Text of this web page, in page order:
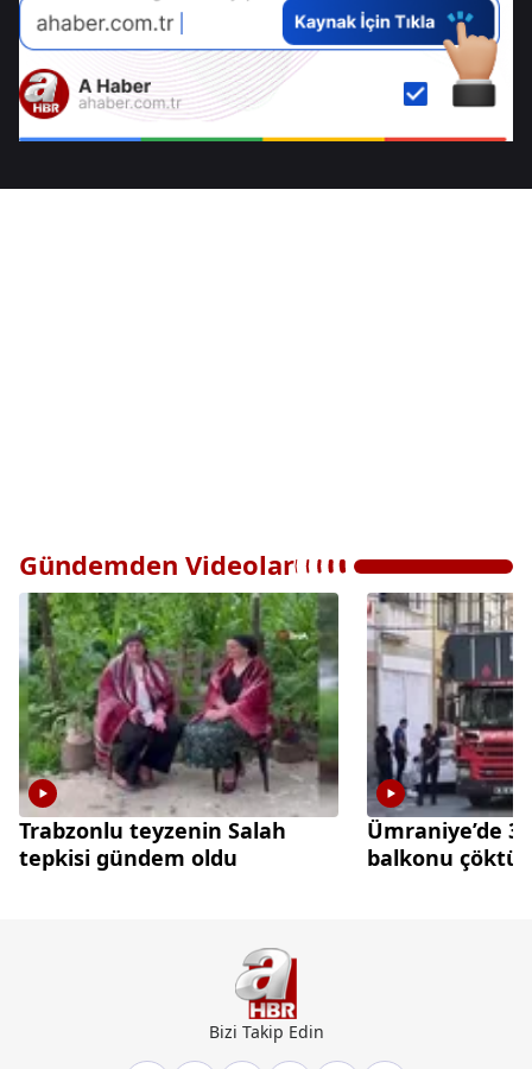
Gündemden Videolar
Trabzonlu teyzenin Salah
tepkisi gündem oldu
Ümraniye’de 3
balkonu çöktü
Bizi Takip Edin